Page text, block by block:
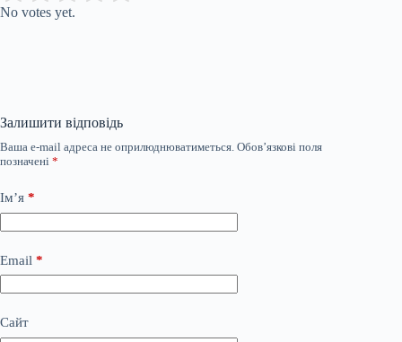
No votes yet.
Залишити відповідь
Ваша e-mail адреса не оприлюднюватиметься. Обов’язкові поля
позначені *
Ім’я *
Email *
Сайт